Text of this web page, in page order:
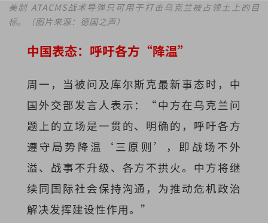
美制 ATACMS战术导弹只可用于打击乌克兰被占领土上的目
标。（图片来源：德国之声）
中国表态：呼吁各方“降温”
周一，当被问及库尔斯克最新事态时，中
国外交部发言人表示：“中方在乌克兰问
题上的立场是一贯的、明确的，呼吁各方
遵守局势降温‘三原则’，即战场不外
溢、战事不升级、各方不拱火。中方将继
续同国际社会保持沟通，为推动危机政治
解决发挥建设性作用。”